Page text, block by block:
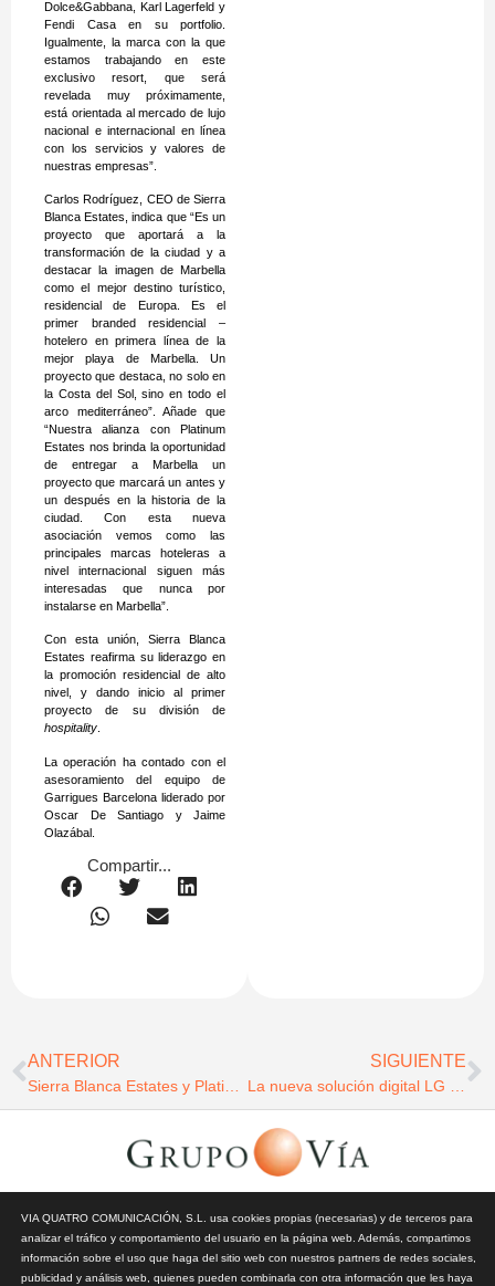
Dolce&Gabbana, Karl Lagerfeld y
Fendi Casa en su portfolio.
Igualmente, la marca con la que
estamos trabajando en este
exclusivo resort, que será
revelada muy próximamente,
está orientada al mercado de lujo
nacional e internacional en línea
con los servicios y valores de
nuestras empresas”.
Carlos Rodríguez, CEO de Sierra
Blanca Estates, indica que “Es un
proyecto que aportará a la
transformación de la ciudad y a
destacar la imagen de Marbella
como el mejor destino turístico,
residencial de Europa. Es el
primer branded residencial –
hotelero en primera línea de la
mejor playa de Marbella. Un
proyecto que destaca, no solo en
la Costa del Sol, sino en todo el
arco mediterráneo”. Añade que
“Nuestra alianza con Platinum
Estates nos brinda la oportunidad
de entregar a Marbella un
proyecto que marcará un antes y
un después en la historia de la
ciudad. Con esta nueva
asociación vemos como las
principales marcas hoteleras a
nivel internacional siguen más
interesadas que nunca por
instalarse en Marbella”.
Con esta unión, Sierra Blanca
Estates reafirma su liderazgo en
la promoción residencial de alto
nivel, y dando inicio al primer
proyecto de su división de
hospitality
La operación ha contado con el
asesoramiento del equipo de
Garrigues Barcelona liderado por
Oscar De Santiago y Jaime
Olazábal.
Compartir...
ANTERIOR SIGUIENTE
| Grupo Vía | 2026 |Aviso Legal y Privacidad|Política de
VIA QUATRO COMUNICACIÓN, S.L. usa cookies propias (necesarias) y de terceros para
analizar el tráfico y comportamiento del usuario en la página web. Además, compartimos
información sobre el uso que haga del sitio web con nuestros partners de redes sociales,
publicidad y análisis web, quienes pueden combinarla con otra información que les haya